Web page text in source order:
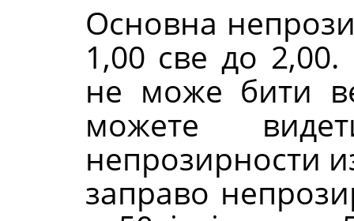
Основна
1,00 све до
не може бити
можете
непрозирности
заправо